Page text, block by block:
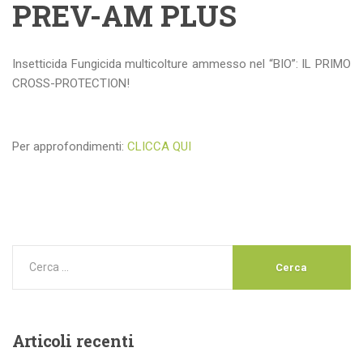
PREV-AM PLUS
Insetticida Fungicida multicolture ammesso nel “BIO”: IL PRIMO
CROSS-PROTECTION!
Per approfondimenti: CLICCA QUI
Articoli recenti